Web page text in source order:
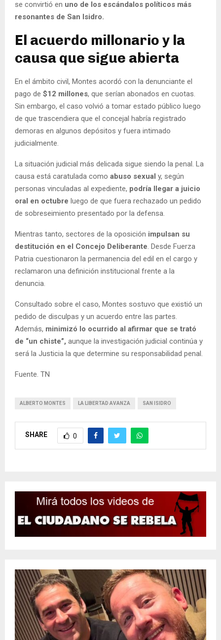
se convirtió en uno de los escándalos políticos más
resonantes de San Isidro.
El acuerdo millonario y la
causa que sigue abierta
En el ámbito civil, Montes acordó con la denunciante el
pago de $12 millones, que serían abonados en cuotas.
Sin embargo, el caso volvió a tomar estado público luego
de que trascendiera que el concejal habría registrado
demoras en algunos depósitos y fuera intimado
judicialmente.
La situación judicial más delicada sigue siendo la penal. La
causa está caratulada como abuso sexual y, según
personas vinculadas al expediente, podría llegar a juicio
oral en octubre luego de que fuera rechazado un pedido
de sobreseimiento presentado por la defensa.
Mientras tanto, sectores de la oposición impulsan su
destitución en el Concejo Deliberante. Desde Fuerza
Patria cuestionaron la permanencia del edil en el cargo y
reclamaron una definición institucional frente a la
denuncia.
Consultado sobre el caso, Montes sostuvo que existió un
pedido de disculpas y un acuerdo entre las partes.
Además, minimizó lo ocurrido al afirmar que se trató
de “un chiste”, aunque la investigación judicial continúa y
será la Justicia la que determine su responsabilidad penal.
Fuente. TN
ALBERTO MONTES LA LIBERTAD AVANZA SAN ISIDRO
SHARE 0